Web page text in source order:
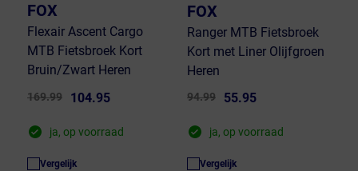
FOX
Flexair Ascent Cargo
MTB Fietsbroek Kort
Bruin/Zwart Heren
169.99 104.95
ja, op voorraad
Vergelijk
FOX
Ranger MTB Fietsbroek
Kort met Liner Olijfgroen
Heren
94.99 55.95
ja, op voorraad
Vergelijk